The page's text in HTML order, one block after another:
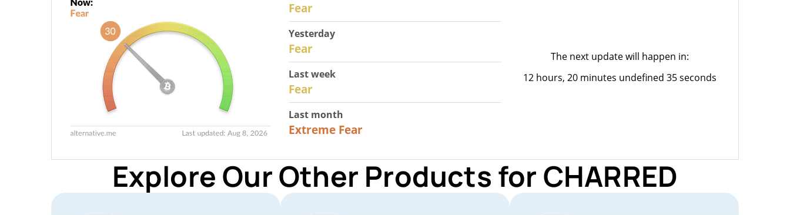
Fear
Yesterday
Fear
Last week
Fear
Last month
Extreme Fear
The next update will happen in:
12 hours, 20 minutes undefined 35 seconds
Explore Our Other Products for CHARRED